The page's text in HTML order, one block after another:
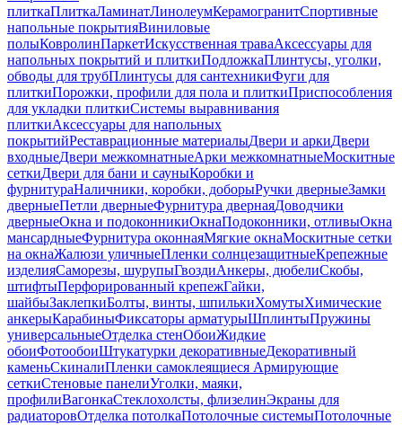
плиткаПлиткаЛаминатЛинолеумКерамогранитСпортивные
напольные покрытияВиниловые
полыКовролинПаркетИскусственная траваАксессуары для
напольных покрытий и плиткиПодложкаПлинтусы, уголки,
обводы для трубПлинтусы для сантехникиФуги для
плиткиПорожки, профили для пола и плиткиПриспособления
для укладки плиткиСистемы выравнивания
плиткиАксессуары для напольных
покрытийРеставрационные материалыДвери и аркиДвери
входныеДвери межкомнатныеАрки межкомнатныеМоскитные
сеткиДвери для бани и сауныКоробки и
фурнитураНаличники, коробки, доборыРучки дверныеЗамки
дверныеПетли дверныеФурнитура двернаяДоводчики
дверныеОкна и подоконникиОкнаПодоконники, отливыОкна
мансардныеФурнитура оконнаяМягкие окнаМоскитные сетки
на окнаЖалюзи уличныеПленки солнцезащитныеКрепежные
изделияСаморезы, шурупыГвоздиАнкеры, дюбелиСкобы,
штифтыПерфорированный крепежГайки,
шайбыЗаклепкиБолты, винты, шпилькиХомутыХимические
анкерыКарабиныФиксаторы арматурыШплинтыПружины
универсальныеОтделка стенОбоиЖидкие
обоиФотообоиШтукатурки декоративныеДекоративный
каменьСкиналиПленки самоклеящиеся Армирующие
сеткиСтеновые панелиУголки, маяки,
профилиВагонкаСтеклохолсты, флизелинЭкраны для
радиаторовОтделка потолкаПотолочные системыПотолочные